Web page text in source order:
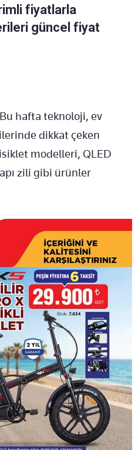
fiyatlarla
güncel fiyat
hafta teknoloji, ev
dikkat çeken
modelleri, QLED
zili gibi ürünler